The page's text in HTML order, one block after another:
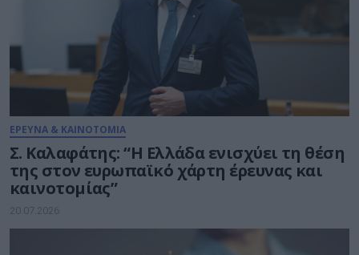
ΕΡΕΥΝΑ & ΚΑΙΝΟΤΟΜΙΑ
Σ. Καλαφάτης: “Η Ελλάδα ενισχύει τη θέση
της στον ευρωπαϊκό χάρτη έρευνας και
καινοτομίας”
20.07.2026